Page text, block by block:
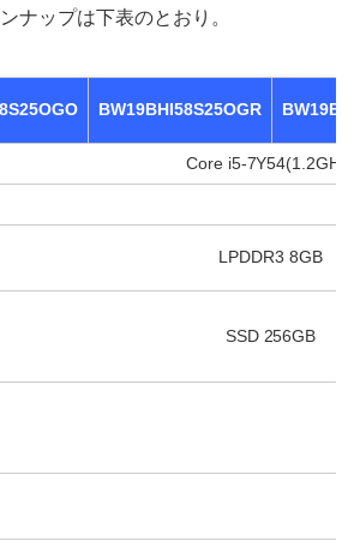
ナップは下表のとおり。
BW19BHI58S25OGR
Core i5-7Y54(1.2GHz)
LPDDR3 8GB
SSD 256GB